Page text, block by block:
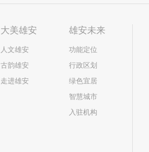
大美雄安
人文雄安
古韵雄安
走进雄安
雄安未来
功能定位
行政区划
绿色宜居
智慧城市
入驻机构